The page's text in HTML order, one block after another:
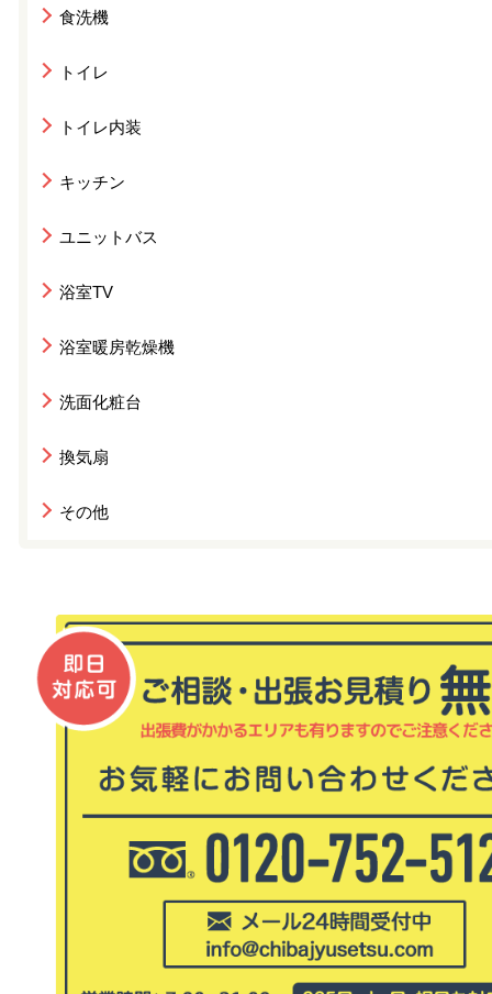
食洗機
トイレ
トイレ内装
キッチン
ユニットバス
浴室TV
浴室暖房乾燥機
洗面化粧台
換気扇
その他